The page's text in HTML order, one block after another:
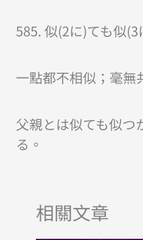
585. 似(2に)ても似
一點都不相似；毫無
父親とは似ても似つ
る。
相關文章